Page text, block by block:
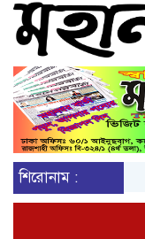
শিরোনাম :